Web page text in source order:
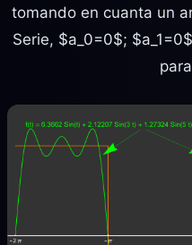
tomando en cuanta un
Serie, $a_0=0$;